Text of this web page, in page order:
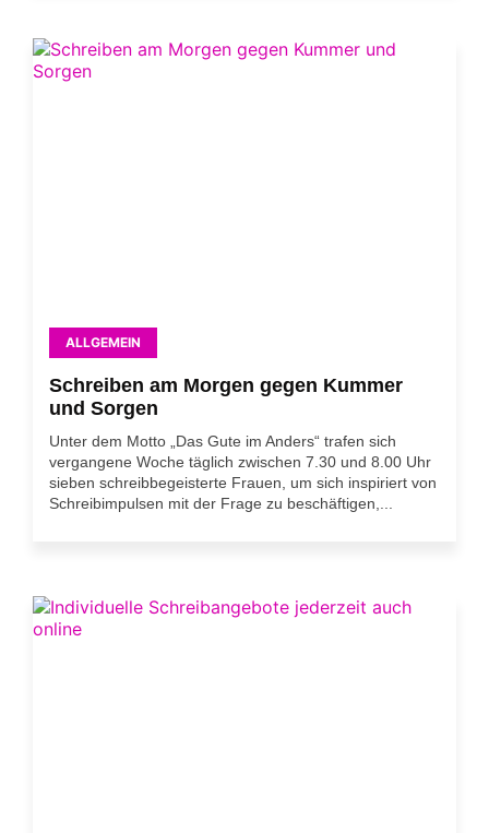
ALLGEMEIN
Schreiben am Morgen gegen Kummer
und Sorgen
Unter dem Motto „Das Gute im Anders“ trafen sich
vergangene Woche täglich zwischen 7.30 und 8.00 Uhr
sieben schreibbegeisterte Frauen, um sich inspiriert von
Schreibimpulsen mit der Frage zu beschäftigen,...